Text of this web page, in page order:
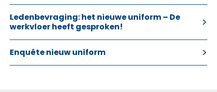
Ledenbevraging: het nieuwe uniform – De
werkvloer heeft gesproken!
Enquête nieuw uniform